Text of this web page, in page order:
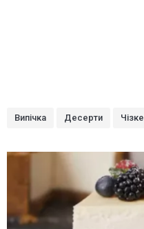
Випічка Десерти